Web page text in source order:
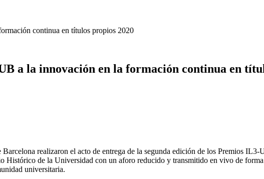
continua en títulos propios 2020
a la innovación en la formación continua en
realizaron el acto de entrega de la segunda edición de los Premios
de la Universidad con un aforo reducido y transmitido en vivo de
universitaria.